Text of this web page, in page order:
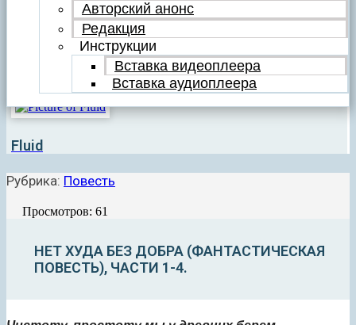
Авторский анонс
Редакция
Инструкции
Вставка видеоплеера
Вставка аудиоплеера
Fluid
Рубрика: Повесть
Просмотров: 61
НЕТ ХУДА БЕЗ ДОБРА (ФАНТАСТИЧЕСКАЯ
ПОВЕСТЬ), ЧАСТИ 1-4.